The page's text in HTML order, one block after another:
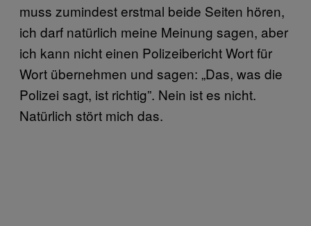
muss zumindest erstmal beide Seiten hören,
ich darf natürlich meine Meinung sagen, aber
ich kann nicht einen Polizeibericht Wort für
Wort übernehmen und sagen: „Das, was die
Polizei sagt, ist richtig”. Nein ist es nicht.
Natürlich stört mich das.